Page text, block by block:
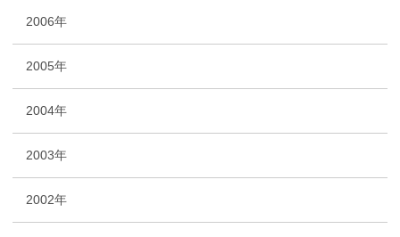
2006年
2005年
2004年
2003年
2002年